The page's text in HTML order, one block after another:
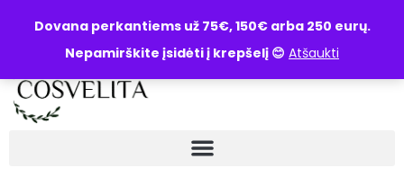
Dovana perkantiems už 75€, 150€ arba 250 eurų.
Nepamirškite įsidėti į krepšelį 😊 Atšaukti
UŽKLAUSA